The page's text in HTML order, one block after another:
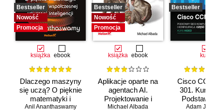
Bestseller
Nowość
Promocja
książka ebook
Dlaczego maszyny
się uczą? O pięknie
matematyki i
działaniu
Anil Ananthaswamy
Bestseller
Nowość
Promocja
książka ebook
Aplikacje oparte na
agentach AI.
Projektowanie i
wdrażanie
Michael Albada
Bestseller
kurs
Cisco
301. Kurs
Podstawy
Adam